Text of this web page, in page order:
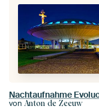
von Anton de Zeeuw